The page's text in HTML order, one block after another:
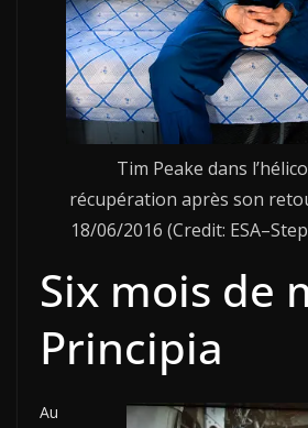
Tim Peake dans
récupération après son
18/06/2016 (Credit:
Six mois de
Principia
Au